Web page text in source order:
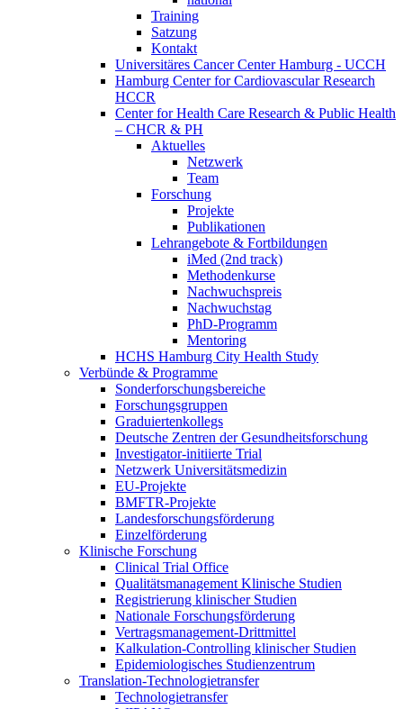
Training
Satzung
Kontakt
Universitäres Cancer Center Hamburg - UCCH
Hamburg Center for Cardiovascular Research
HCCR
Center for Health Care Research & Public Health
– CHCR & PH
Aktuelles
Netzwerk
Team
Forschung
Projekte
Publikationen
Lehrangebote & Fortbildungen
iMed (2nd track)
Methodenkurse
Nachwuchspreis
Nachwuchstag
PhD-Programm
Mentoring
HCHS Hamburg City Health Study
Verbünde & Programme
Sonderforschungsbereiche
Forschungsgruppen
Graduiertenkollegs
Deutsche Zentren der Gesundheitsforschung
Investigator-initiierte Trial
Netzwerk Universitätsmedizin
EU-Projekte
BMFTR-Projekte
Landesforschungsförderung
Einzelförderung
Klinische Forschung
Clinical Trial Office
Qualitätsmanagement Klinische Studien
Registrierung klinischer Studien
Nationale Forschungsförderung
Vertragsmanagement-Drittmittel
Kalkulation-Controlling klinischer Studien
Epidemiologisches Studienzentrum
Translation-Technologietransfer
Technologietransfer